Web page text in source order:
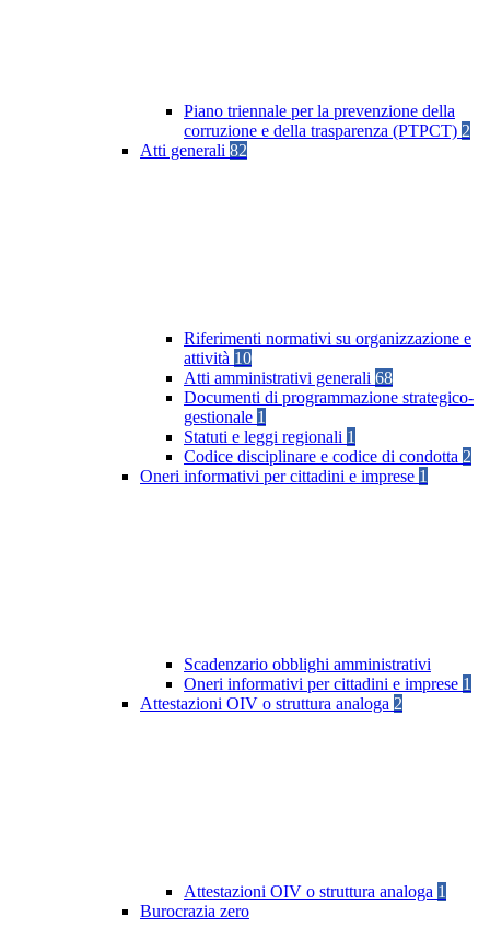
Piano triennale per la prevenzione della
corruzione e della trasparenza (PTPCT) 2
Atti generali 82
Riferimenti normativi su organizzazione e
attività 10
Atti amministrativi generali 68
Documenti di programmazione strategico-
gestionale 1
Statuti e leggi regionali 1
Codice disciplinare e codice di condotta 2
Oneri informativi per cittadini e imprese 1
Scadenzario obblighi amministrativi
Oneri informativi per cittadini e imprese 1
Attestazioni OIV o struttura analoga 2
Attestazioni OIV o struttura analoga 1
Burocrazia zero